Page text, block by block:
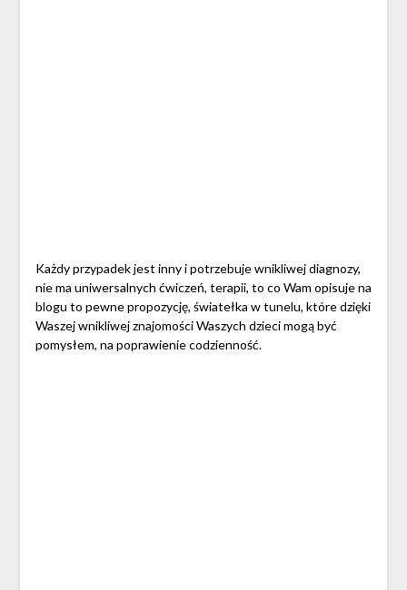
Każdy przypadek jest inny i potrzebuje wnikliwej diagnozy,
nie ma uniwersalnych ćwiczeń, terapii, to co Wam opisuje na
blogu to pewne propozycję, światełka w tunelu, które dzięki
Waszej wnikliwej znajomości Waszych dzieci mogą być
pomysłem, na poprawienie codzienność.